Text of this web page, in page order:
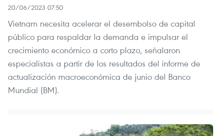
20/06/2023 07:50
Vietnam necesita acelerar el desembolso de capital
público para respaldar la demanda e impulsar el
crecimiento económico a corto plazo, señalaron
especialistas a partir de los resultados del informe de
actualización macroeconómica de junio del Banco
Mundial (BM).